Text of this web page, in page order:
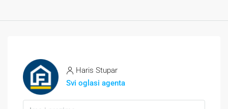
Haris Stupar
Svi oglasi agenta